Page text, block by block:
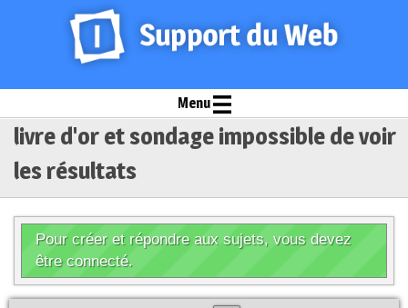
Menu
livre d'or et sondage impossible de voir
les résultats
Pour créer et répondre aux sujets, vous devez
être connecté.